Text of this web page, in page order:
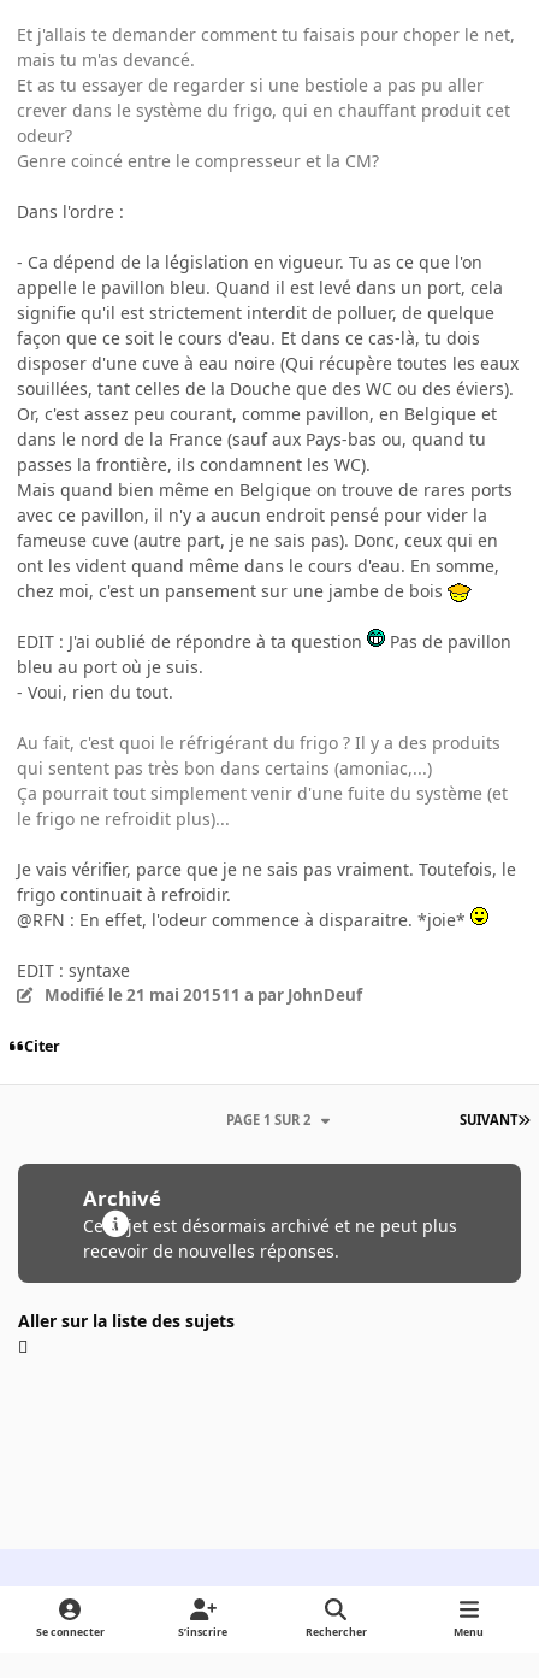
Et j'allais te demander comment tu faisais pour choper le net,
mais tu m'as devancé.
Et as tu essayer de regarder si une bestiole a pas pu aller
crever dans le système du frigo, qui en chauffant produit cet
odeur?
Genre coincé entre le compresseur et la CM?
Dans l'ordre :
- Ca dépend de la législation en vigueur. Tu as ce que l'on
appelle le pavillon bleu. Quand il est levé dans un port, cela
signifie qu'il est strictement interdit de polluer, de quelque
façon que ce soit le cours d'eau. Et dans ce cas-là, tu dois
disposer d'une cuve à eau noire (Qui récupère toutes les eaux
souillées, tant celles de la Douche que des WC ou des éviers).
Or, c'est assez peu courant, comme pavillon, en Belgique et
dans le nord de la France (sauf aux Pays-bas ou, quand tu
passes la frontière, ils condamnent les WC).
Mais quand bien même en Belgique on trouve de rares ports
avec ce pavillon, il n'y a aucun endroit pensé pour vider la
fameuse cuve (autre part, je ne sais pas). Donc, ceux qui en
ont les vident quand même dans le cours d'eau. En somme,
chez moi, c'est un pansement sur une jambe de bois
EDIT : J'ai oublié de répondre à ta question
Pas de pavillon
bleu au port où je suis.
- Voui, rien du tout.
Au fait, c'est quoi le réfrigérant du frigo ? Il y a des produits
qui sentent pas très bon dans certains (amoniac,...)
Ça pourrait tout simplement venir d'une fuite du système (et
le frigo ne refroidit plus)...
Je vais vérifier, parce que je ne sais pas vraiment. Toutefois, le
frigo continuait à refroidir.
@RFN : En effet, l'odeur commence à disparaitre. *joie*
EDIT : syntaxe
Modifié le 21 mai 201511 a par JohnDeuf
Citer
SUIVANT
PAGE 1 SUR 2
Archivé
Ce sujet est désormais archivé et ne peut plus
recevoir de nouvelles réponses.
Aller sur la liste des sujets
Light ModeDark ModeSystem Preference
Se connecter S’inscrire Rechercher Menu